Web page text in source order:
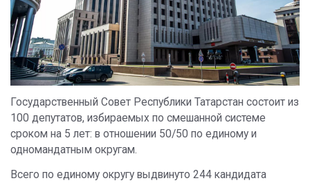
Государственный Совет Республики Татарстан состоит из
100 депутатов, избираемых по смешанной системе
сроком на 5 лет: в отношении 50/50 по единому и
одномандатным округам.
Всего по единому округу выдвинуто 244 кандидата